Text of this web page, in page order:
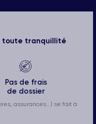
toute tranquillité
Pas de frais
de dossier
assurances...) se fait à